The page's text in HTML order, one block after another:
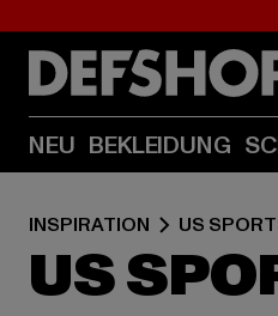
NEU BEKLEIDUNG
INSPIRATION US
US